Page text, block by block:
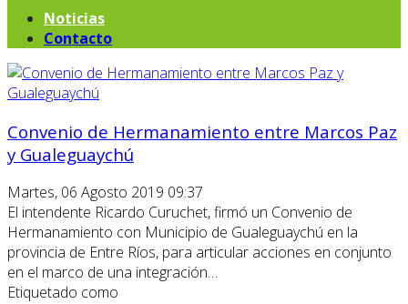
Noticias
Contacto
Convenio de Hermanamiento entre Marcos Paz
y Gualeguaychú
Martes, 06 Agosto 2019 09:37
El intendente Ricardo Curuchet, firmó un Convenio de
Hermanamiento con Municipio de Gualeguaychú en la
provincia de Entre Ríos, para articular acciones en conjunto
en el marco de una integración…
Etiquetado como